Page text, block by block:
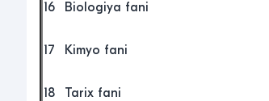
16 Biologiya fani
17 Kimyo fani
18 Tarix fani